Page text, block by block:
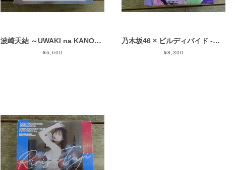
波崎天結 ～UWAKI na KANOJO～ 2026 WooHoo 未開封 BOX
¥6,600
乃木坂46 × ビルディバイド -ブライト- トレーディングカードゲーム 未開封 BOX
¥8,300